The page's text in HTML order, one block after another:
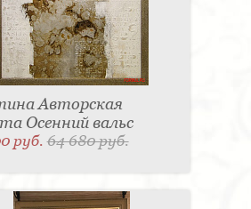
Авторская
Осенний вальс
руб.64 680 руб.